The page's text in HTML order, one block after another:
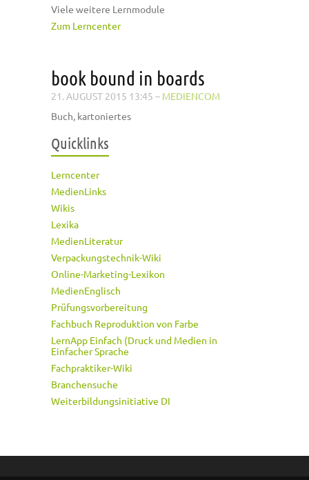
Viele weitere Lernmodule
Zum Lerncenter
book bound in boards
21. AUGUST 2015 13:45 – MEDIENCOM
Buch, kartoniertes
Quicklinks
Lerncenter
MedienLinks
Wikis
Lexika
MedienLiteratur
Verpackungstechnik-Wiki
Online-Marketing-Lexikon
MedienEnglisch
Prüfungsvorbereitung
Fachbuch Reproduktion von Farbe
LernApp Einfach (Druck und Medien in
Einfacher Sprache
Fachpraktiker-Wiki
Branchensuche
Weiterbildungsinitiative DI